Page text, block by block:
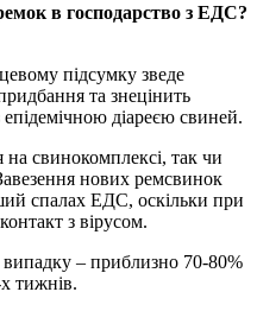
в господарство з ЕДС?
підсумку зведе
та знецінить
діареєю свиней.
на свинокомплексі, так чи
нових ремсвинок
спалах ЕДС, оскільки при
з вірусом.
– приблизно 70-80%
тижнів.